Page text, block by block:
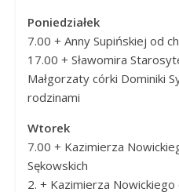
Panny
Strzałkowie
Poniedziałek
7.00 + Anny Supińskiej od
17.00 + Sławomira
Małgorzaty córki Dominiki
rodzinami
Wtorek
7.00 + Kazimierza
Sękowskich
2. + Kazimierza